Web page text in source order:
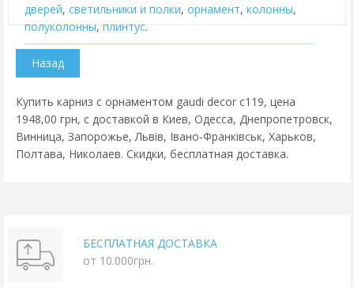
дверей, cветильники и полки, орнамент, колонны,
полуколонны, плинтус.
Купить карниз с орнаментом gaudi decor c119, цена
1948,00 грн, с доставкой в Киев, Одесса, Днепропетровск,
Винница, Запорожье, Львів, Івано-Франківськ, Харьков,
Полтава, Николаев. Скидки, бесплатная доставка.
БЕСПЛАТНАЯ ДОСТАВКА
от 10.000грн.